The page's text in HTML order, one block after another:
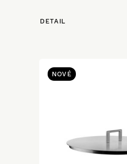
DETAIL
NOVÉ